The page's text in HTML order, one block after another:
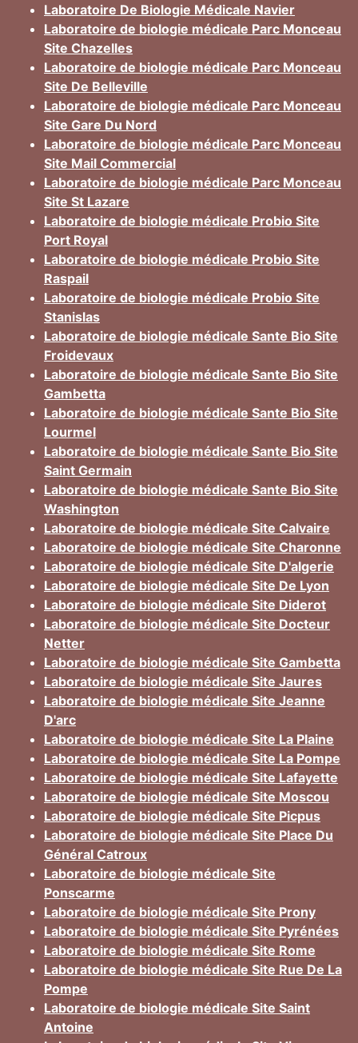
Laboratoire De Biologie Médicale Navier
Laboratoire de biologie médicale Parc Monceau
Site Chazelles
Laboratoire de biologie médicale Parc Monceau
Site De Belleville
Laboratoire de biologie médicale Parc Monceau
Site Gare Du Nord
Laboratoire de biologie médicale Parc Monceau
Site Mail Commercial
Laboratoire de biologie médicale Parc Monceau
Site St Lazare
Laboratoire de biologie médicale Probio Site
Port Royal
Laboratoire de biologie médicale Probio Site
Raspail
Laboratoire de biologie médicale Probio Site
Stanislas
Laboratoire de biologie médicale Sante Bio Site
Froidevaux
Laboratoire de biologie médicale Sante Bio Site
Gambetta
Laboratoire de biologie médicale Sante Bio Site
Lourmel
Laboratoire de biologie médicale Sante Bio Site
Saint Germain
Laboratoire de biologie médicale Sante Bio Site
Washington
Laboratoire de biologie médicale Site Calvaire
Laboratoire de biologie médicale Site Charonne
Laboratoire de biologie médicale Site D'algerie
Laboratoire de biologie médicale Site De Lyon
Laboratoire de biologie médicale Site Diderot
Laboratoire de biologie médicale Site Docteur
Netter
Laboratoire de biologie médicale Site Gambetta
Laboratoire de biologie médicale Site Jaures
Laboratoire de biologie médicale Site Jeanne
D'arc
Laboratoire de biologie médicale Site La Plaine
Laboratoire de biologie médicale Site La Pompe
Laboratoire de biologie médicale Site Lafayette
Laboratoire de biologie médicale Site Moscou
Laboratoire de biologie médicale Site Picpus
Laboratoire de biologie médicale Site Place Du
Général Catroux
Laboratoire de biologie médicale Site
Ponscarme
Laboratoire de biologie médicale Site Prony
Laboratoire de biologie médicale Site Pyrénées
Laboratoire de biologie médicale Site Rome
Laboratoire de biologie médicale Site Rue De La
Pompe
Laboratoire de biologie médicale Site Saint
Antoine